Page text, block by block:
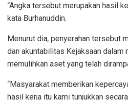
“Angka tersebut merupakan hasil
kata Burhanuddin.
Menurut dia, penyerahan tersebut
dan akuntabilitas Kejaksaan dalam
memulihkan aset yang telah
“Masyarakat memberikan
hasil kerja itu kami tunjukkan